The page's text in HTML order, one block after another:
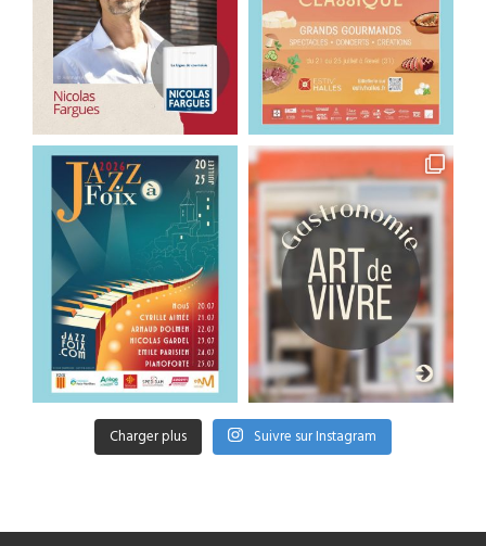
Charger plus Suivre sur Instagram